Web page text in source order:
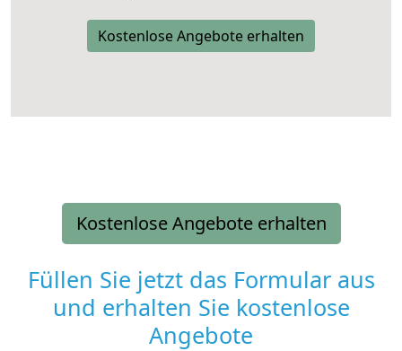
Kostenlose Angebote erhalten
Kostenlose Angebote erhalten
Füllen Sie jetzt das Formular aus
und erhalten Sie kostenlose
Angebote